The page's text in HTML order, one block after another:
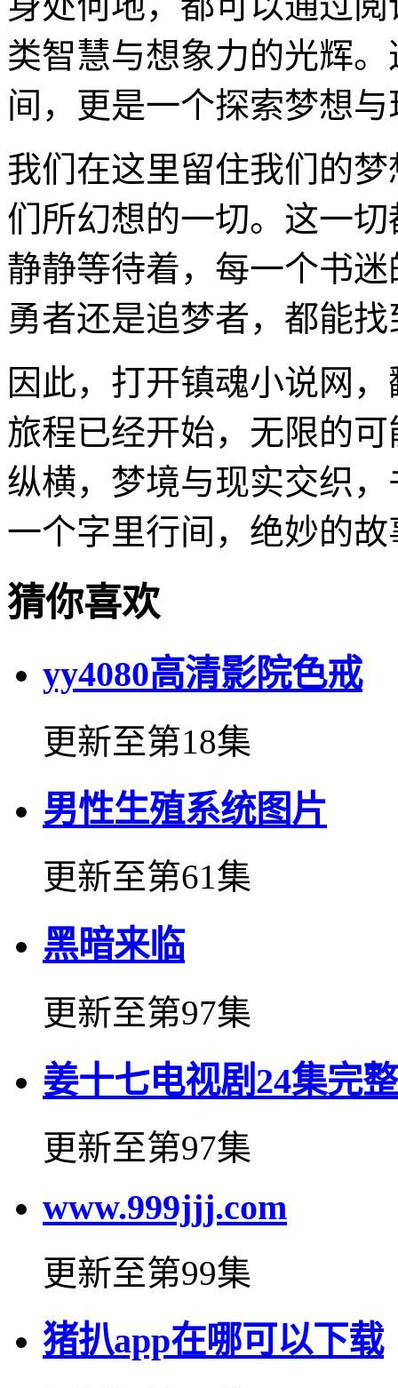
类智慧与想象力的光辉
间，更是一个探索梦想
我们在这里留住我们的
们所幻想的一切。这一
静静等待着，每一个书
勇者还是追梦者，都能
因此，打开镇魂小说网
旅程已经开始，无限的
纵横，梦境与现实交织
一个字里行间，绝妙的
猜你喜欢
yy4080高清影院色戒
更新至第18集
男性生殖系统图片
更新至第61集
黑暗来临
更新至第97集
姜十七电视剧24集完
更新至第97集
www.999jjj.com
更新至第99集
猪扒app在哪可以下载